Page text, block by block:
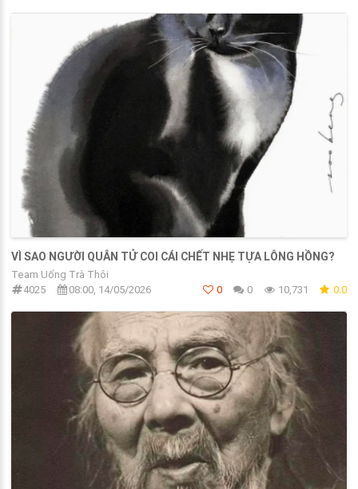
VÌ SAO NGƯỜI QUÂN TỬ COI CÁI CHẾT NHẸ TỰA LÔNG HỒNG?
Team Uống Trà Thôi
4025
08:00, 14/05/2026 0 0 10,731 0.0